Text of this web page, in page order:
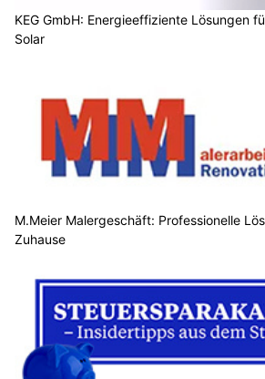
KEG GmbH: Energieeffiziente Lösungen
Solar
M.Meier Malergeschäft: Professionelle
Zuhause